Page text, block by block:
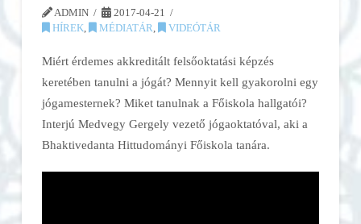
ADMIN
2017-04-21
HÍREK, MÉDIATÁR VIDEÓTÁR
Miért érdemes akkreditált felsőoktatási képzés
keretében tanulni a jógát? Mennyit kell gyakorolni egy
jógamesternek? Miket tanulnak a Főiskola hallgatói?
Interjú Medvegy Gergely vezető jógaoktatóval, aki a
Bhaktivedanta Hittudományi Főiskola tanára.